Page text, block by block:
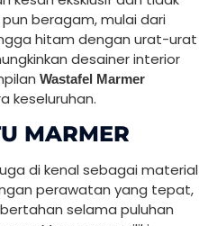
beragam, mulai dari
hitam dengan urat-urat
desainer interior
Wastafel Marmer
keseluruhan.
MARMER
di kenal sebagai material
perawatan yang tepat,
selama puluhan